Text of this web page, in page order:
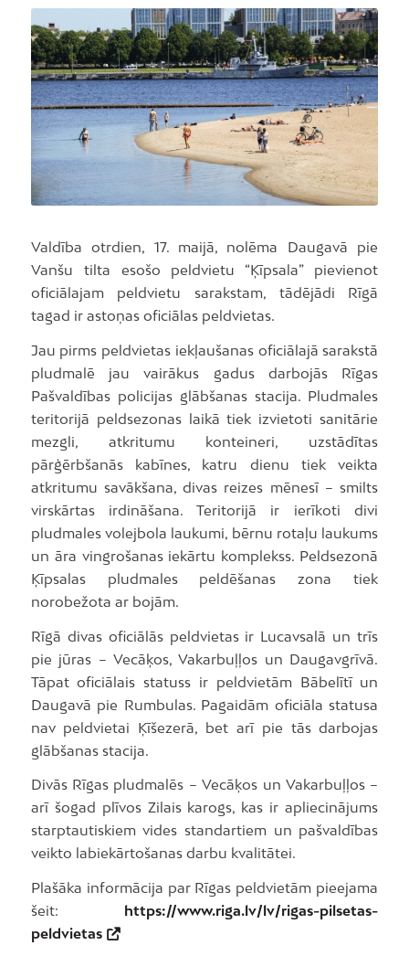
Valdība otrdien, 17. maijā, nolēma Daugavā pie
Vanšu tilta esošo peldvietu “Ķīpsala” pievienot
oficiālajam peldvietu sarakstam, tādējādi Rīgā
tagad ir astoņas oficiālas peldvietas.
Jau pirms peldvietas iekļaušanas oficiālajā sarakstā
pludmalē jau vairākus gadus darbojās Rīgas
Pašvaldības policijas glābšanas stacija. Pludmales
teritorijā peldsezonas laikā tiek izvietoti sanitārie
mezgli, atkritumu konteineri, uzstādītas
pārģērbšanās kabīnes, katru dienu tiek veikta
atkritumu savākšana, divas reizes mēnesī – smilts
virskārtas irdināšana. Teritorijā ir ierīkoti divi
pludmales volejbola laukumi, bērnu rotaļu laukums
un āra vingrošanas iekārtu komplekss. Peldsezonā
Ķīpsalas pludmales peldēšanas zona tiek
norobežota ar bojām.
Rīgā divas oficiālās peldvietas ir Lucavsalā un trīs
pie jūras – Vecāķos, Vakarbuļļos un Daugavgrīvā.
Tāpat oficiālais statuss ir peldvietām Bābelītī un
Daugavā pie Rumbulas. Pagaidām oficiāla statusa
nav peldvietai Ķīšezerā, bet arī pie tās darbojas
glābšanas stacija.
Divās Rīgas pludmalēs – Vecāķos un Vakarbuļļos –
arī šogad plīvos Zilais karogs, kas ir apliecinājums
starptautiskiem vides standartiem un pašvaldības
veikto labiekārtošanas darbu kvalitātei.
Plašāka informācija par Rīgas peldvietām pieejama
šeit: https://www.riga.lv/lv/rigas-pilsetas-
peldvietas